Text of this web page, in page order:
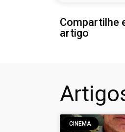
Compartilhe
artigo
CINEMA